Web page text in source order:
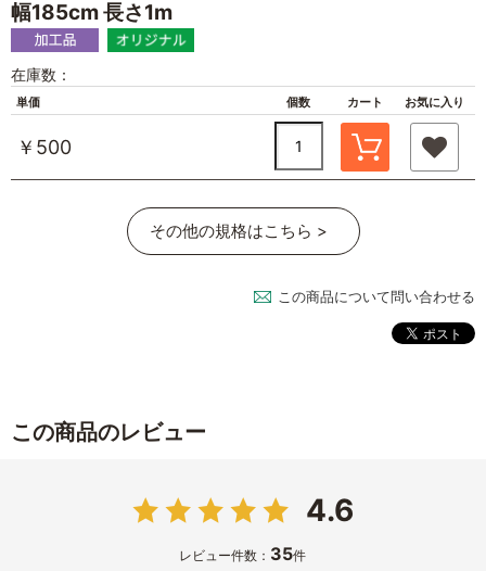
幅185cm 長さ1m
在庫数：
単価 個数 カート お気に入り
￥500
その他の規格はこちら >
この商品について問い合わせる
この商品のレビュー
4.6
レビュー件数： 35件